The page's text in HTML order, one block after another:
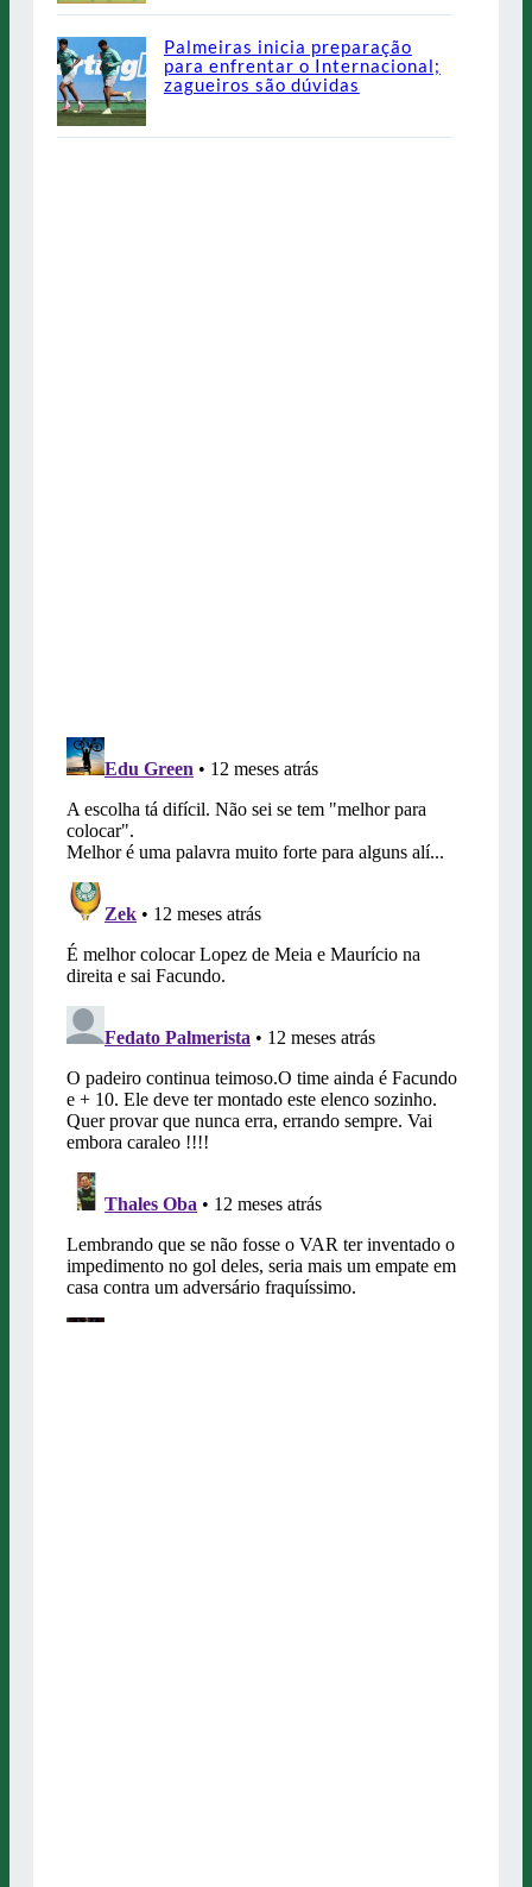
Palmeiras inicia preparação
para enfrentar o Internacional;
zagueiros são dúvidas